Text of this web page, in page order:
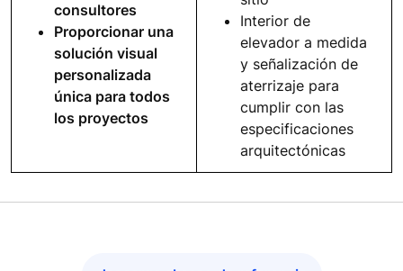
consultores
Proporcionar una
solución visual
personalizada
única para todos
los proyectos
Interior de
elevador a medida
y señalización de
aterrizaje para
cumplir con las
especificaciones
arquitectónicas